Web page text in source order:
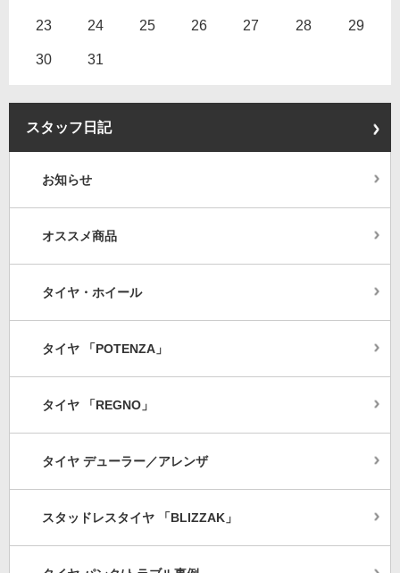
23 24 25 26 27 28 29
30 31
スタッフ日記
お知らせ
オススメ商品
タイヤ・ホイール
タイヤ 「POTENZA」
タイヤ 「REGNO」
タイヤ デューラー／アレンザ
スタッドレスタイヤ 「BLIZZAK」